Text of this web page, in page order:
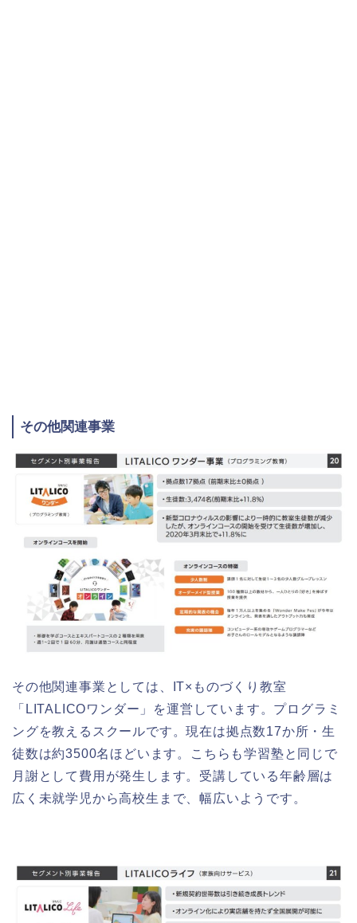
その他関連事業
その他関連事業としては、IT×ものづくり教室
「LITALICOワンダー」を運営しています。プログラミ
ングを教えるスクールです。現在は拠点数17か所・生
徒数は約3500名ほどいます。こちらも学習塾と同じで
月謝として費用が発生します。受講している年齢層は
広く未就学児から高校生まで、幅広いようです。